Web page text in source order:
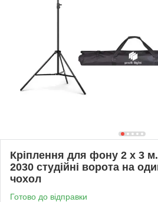
Кріплення для фону 2 х 3
2030 студійні ворота на
чохол
Готово до відправки